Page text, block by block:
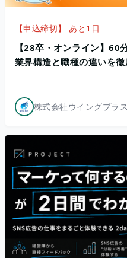
【申込締切】 あと1日
【28卒・オンライン】60
業界構造と職種の違いを徹
株式会社ウイングプラス